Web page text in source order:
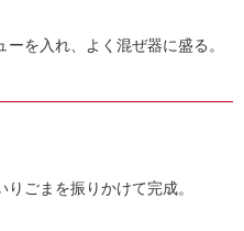
を入れ、よく混ぜ器に盛る。
ごまを振りかけて完成。